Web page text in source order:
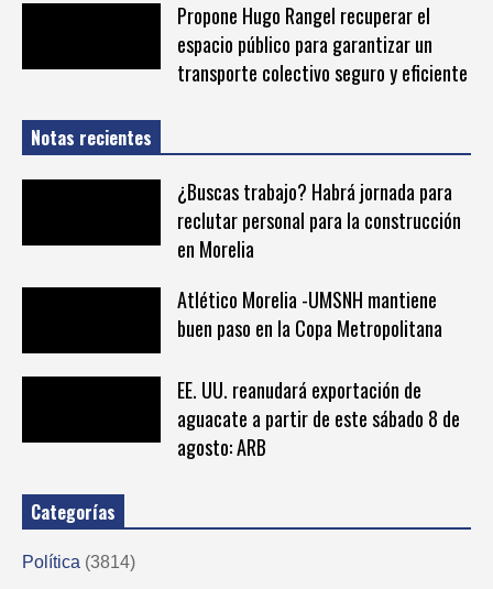
Propone Hugo Rangel recuperar el
espacio público para garantizar un
transporte colectivo seguro y eficiente
Notas recientes
¿Buscas trabajo? Habrá jornada para
reclutar personal para la construcción
en Morelia
Atlético Morelia -UMSNH mantiene
buen paso en la Copa Metropolitana
EE. UU. reanudará exportación de
aguacate a partir de este sábado 8 de
agosto: ARB
Categorías
Política (3814)